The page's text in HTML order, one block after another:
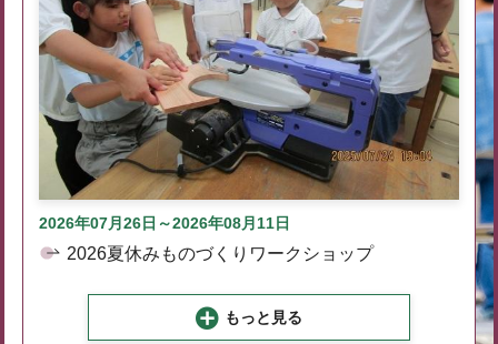
2026年07月26日～2026年08月11日
2026夏休みものづくりワークショップ
もっと見る